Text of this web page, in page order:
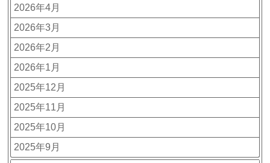
2026年4月
2026年3月
2026年2月
2026年1月
2025年12月
2025年11月
2025年10月
2025年9月